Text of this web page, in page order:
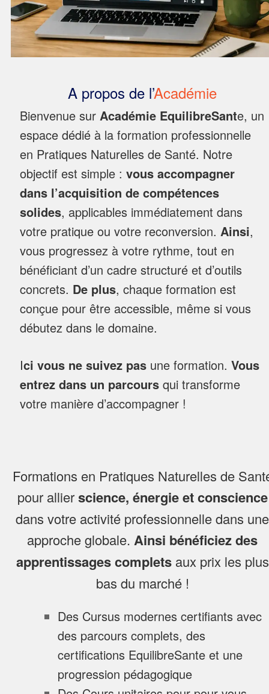
A propos de l’Académie
Bienvenue sur Académie EquilibreSante, un
espace dédié à la formation professionnelle
en Pratiques Naturelles de Santé. Notre
objectif est simple : vous accompagner
dans l’acquisition de compétences
solides, applicables immédiatement dans
votre pratique ou votre reconversion. Ainsi,
vous progressez à votre rythme, tout en
bénéficiant d’un cadre structuré et d’outils
concrets. De plus, chaque formation est
conçue pour être accessible, même si vous
débutez dans le domaine.
Ici vous ne suivez pas une formation. Vous
entrez dans un parcours qui transforme
votre manière d’accompagner !
Formations en Pratiques Naturelles de
pour allierscience, énergie et conscience
dans votre activité professionnelle dans une
approche globale. Ainsi bénéficiez des
apprentissages completsaux prix les plus
bas du marché !
Des Cursus modernes certifiants avec
des parcours complets, des
certifications EquilibreSante et une
progression pédagogique